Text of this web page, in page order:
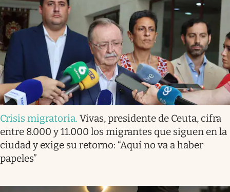
Crisis migratoria. Vivas, presidente de Ceuta, cifra
entre 8.000 y 11.000 los migrantes que siguen en la
ciudad y exige su retorno: “Aquí no va a haber
papeles”